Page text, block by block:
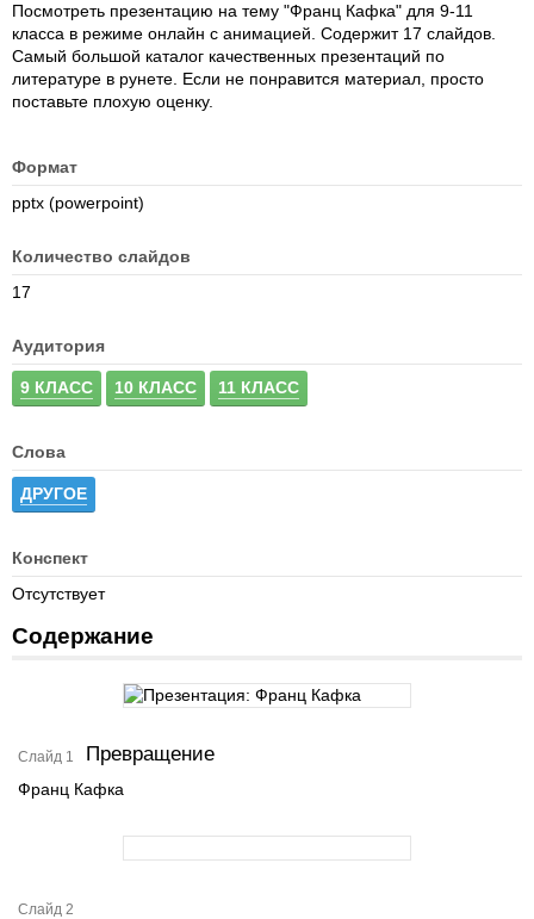
Посмотреть презентацию на тему "Франц Кафка" для 9-11
класса в режиме онлайн с анимацией. Содержит 17 слайдов.
Самый большой каталог качественных презентаций по
литературе в рунете. Если не понравится материал, просто
поставьте плохую оценку.
Формат
pptx (powerpoint)
Количество слайдов
17
Аудитория
9 КЛАСС 10 КЛАСС 11 КЛАСС
Слова
ДРУГОЕ
Конспект
Отсутствует
Содержание
Слайд 1 Превращение
Франц Кафка
Слайд 2